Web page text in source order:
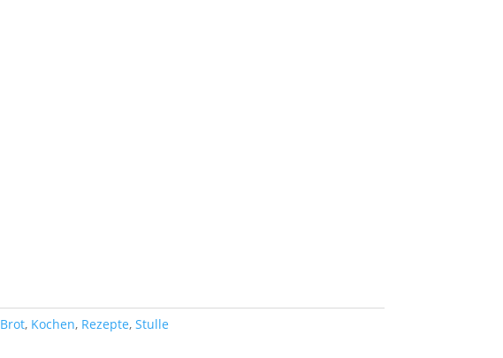
Brot, Kochen, Rezepte,Stulle